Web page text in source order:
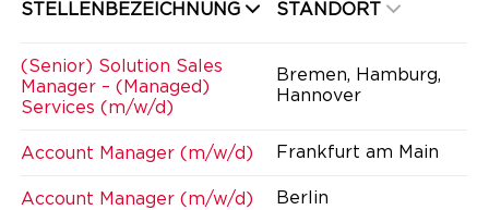
STELLENBEZEICHNUNG STANDORT
(Senior) Solution Sales
Manager – (Managed)
Services (m/w/d)
Bremen, Hamburg,
Hannover
Account Manager (m/w/d) Frankfurt am Main
Account Manager (m/w/d) Berlin